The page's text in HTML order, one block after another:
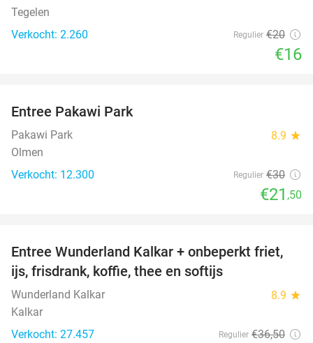
Tegelen
Verkocht: 2.260
Regulier €20
€16
Entree Pakawi Park
Pakawi Park 8.9 star
Olmen
Verkocht: 12.300
Regulier €30
€21 ,50
32%
Entree Wunderland Kalkar + onbeperkt friet,
ijs, frisdrank, koffie, thee en softijs
Wunderland Kalkar 8.9 star
Kalkar
Verkocht: 27.457
Regulier €36,50